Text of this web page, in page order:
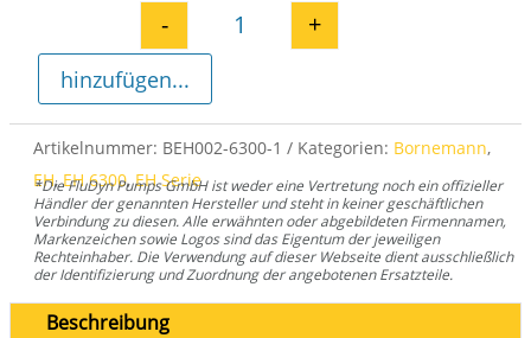
Lagergehäuse EH 6300 Menge
- +
hinzufügen...
Artikelnummer: BEH002-6300-1 Kategorien: Bornemann,
EH,EH 6300,EH Serie
*Die FluDyn Pumps GmbH ist weder eine Vertretung noch ein offizieller
Händler der genannten Hersteller und steht in keiner geschäftlichen
Verbindung zu diesen. Alle erwähnten oder abgebildeten Firmennamen,
Markenzeichen sowie Logos sind das Eigentum der jeweiligen
Rechteinhaber. Die Verwendung auf dieser Webseite dient ausschließlich
der Identifizierung und Zuordnung der angebotenen Ersatzteile.
Beschreibung